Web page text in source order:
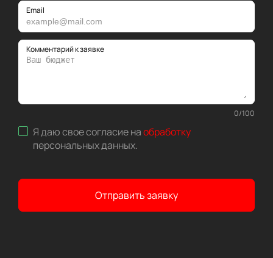
Email
Комментарий к заявке
0/100
Я даю свое согласие наобработку
персональных данных.
Отправить заявку